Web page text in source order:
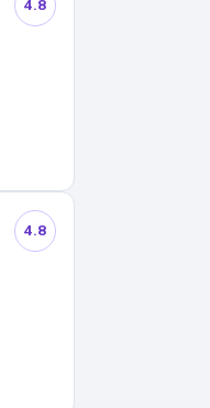
4.8
4.8